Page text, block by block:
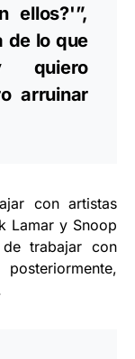
ellos?'”,
de lo que
quiero
arruinar
con artistas
Lamar y Snoop
trabajar con